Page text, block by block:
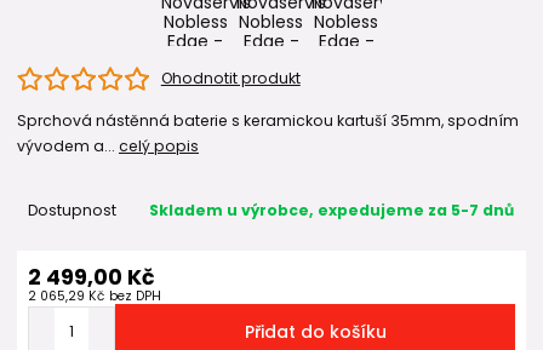
Ohodnotit produkt
Sprchová nástěnná baterie s keramickou kartuší 35mm, spodním
vývodem a... celý popis
Dostupnost Skladem u výrobce, expedujeme za 5-7 dnů
2 499,00 Kč
2 065,29 Kč bez DPH
Přidat do košíku